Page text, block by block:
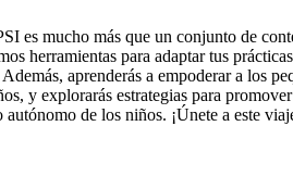
es mucho más que un conjunto de
herramientas para adaptar tus
aprenderás a empoderar a los
y explorarás estrategias para
de los niños. ¡Únete a este